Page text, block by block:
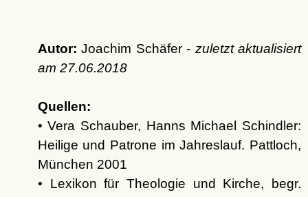
Autor: Joachim Schäfer - zuletzt aktualisiert
am 27.06.2018
Quellen:
• Vera Schauber, Hanns Michael Schindler:
Heilige und Patrone im Jahreslauf. Pattloch,
München 2001
• Lexikon für Theologie und Kirche, begr.